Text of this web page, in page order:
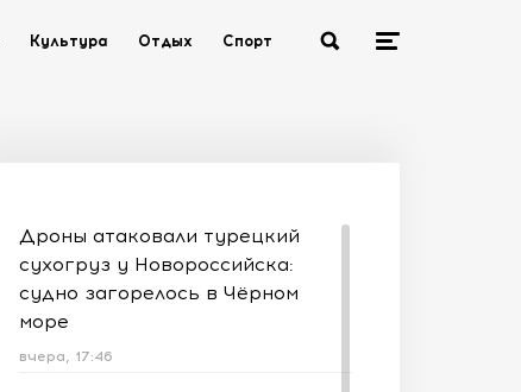
Культура Отдых Спорт
Дроны атаковали турецкий
сухогруз у Новороссийска:
судно загорелось в Чёрном
море
вчера, 17:46